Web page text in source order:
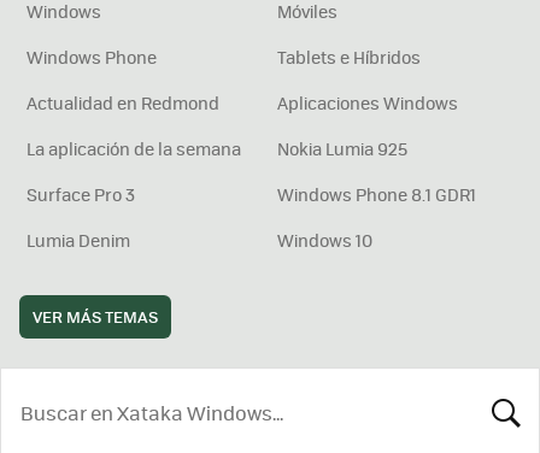
Windows
Móviles
Windows Phone
Tablets e Híbridos
Actualidad en Redmond
Aplicaciones Windows
La aplicación de la semana
Nokia Lumia 925
Surface Pro 3
Windows Phone 8.1 GDR1
Lumia Denim
Windows 10
VER MÁS TEMAS